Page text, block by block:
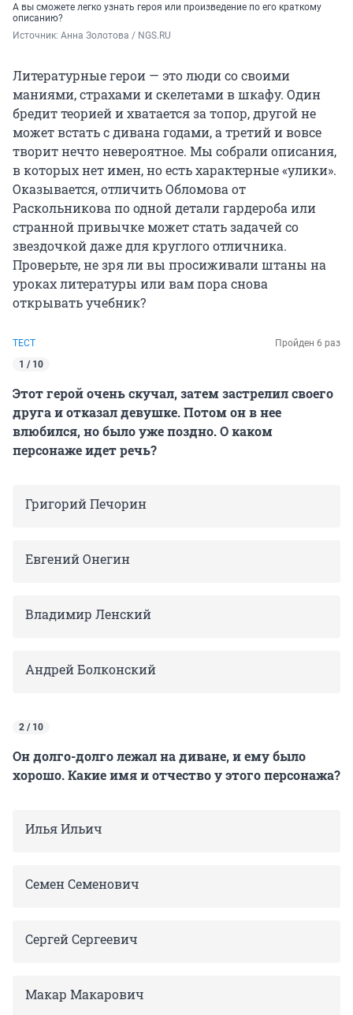
А вы сможете легко узнать героя или произведение по его краткому
описанию?
Источник: Анна Золотова / NGS.RU
Литературные герои — это люди со своими
маниями, страхами и скелетами в шкафу. Один
бредит теорией и хватается за топор, другой не
может встать с дивана годами, а третий и вовсе
творит нечто невероятное. Мы собрали описания,
в которых нет имен, но есть характерные «улики».
Оказывается, отличить Обломова от
Раскольникова по одной детали гардероба или
странной привычке может стать задачей со
звездочкой даже для круглого отличника.
Проверьте, не зря ли вы просиживали штаны на
уроках литературы или вам пора снова
открывать учебник?
ТЕСТ
Пройден 6 раз
1 / 10
Этот герой очень скучал, затем застрелил своего
друга и отказал девушке. Потом он в нее
влюбился, но было уже поздно. О каком
персонаже идет речь?
Григорий Печорин
Евгений Онегин
Владимир Ленский
Андрей Болконский
2 / 10
Он долго-долго лежал на диване, и ему было
хорошо. Какие имя и отчество у этого персонажа?
Илья Ильич
Семен Семенович
Сергей Сергеевич
Макар Макарович